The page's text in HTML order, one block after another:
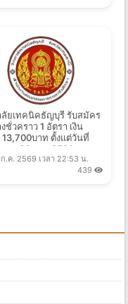
ยเทคนิคธัญบุรี รับสมัคร
ชั่วคราว 1 อัตรา เงิน
13,700บาท ตั้งแต่วันที่
ค. - 30 ก.ย. 2569
.ค. 2569 เวลา 22:53 น.
439